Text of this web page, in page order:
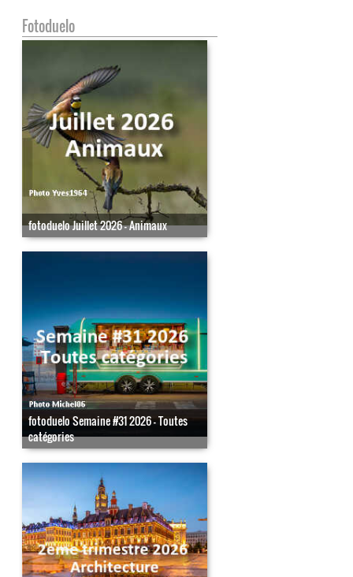
Fotoduelo
fotoduelo Juillet 2026 - Animaux
fotoduelo Semaine #31 2026 - Toutes
catégories